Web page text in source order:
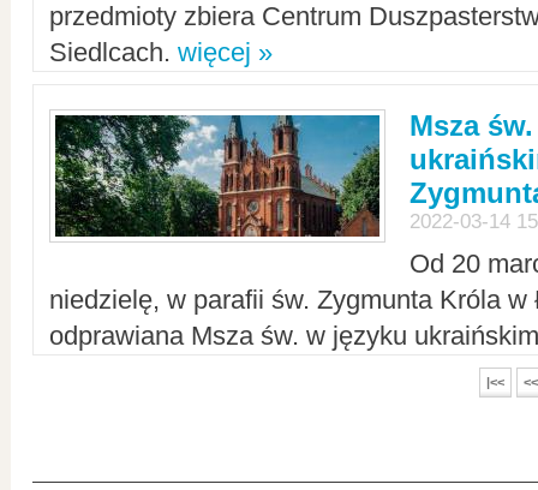
przedmioty zbiera Centrum
Siedlcach. więcej »
Msza
2022-03-14
Od 20
niedzielę, w parafii św. Zygmunta Króla w
odprawiana Msza św. w języku
|<< <<